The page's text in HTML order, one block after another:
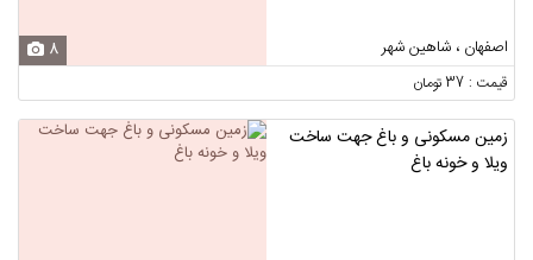
اصفهان ، شاهین شهر 8
قیمت : 37 تومان
زمین مسکونی و باغ جهت ساخت
ویلا و خونه باغ